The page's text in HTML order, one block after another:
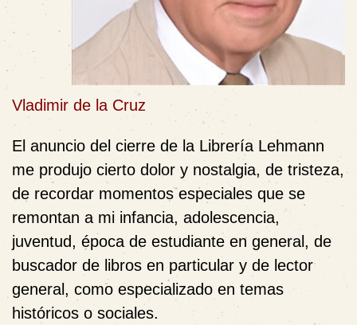
Vladimir de la Cruz
El anuncio del cierre de la Librería Lehmann
me produjo cierto dolor y nostalgia, de tristeza,
de recordar momentos especiales que se
remontan a mi infancia, adolescencia,
juventud, época de estudiante en general, de
buscador de libros en particular y de lector
general, como especializado en temas
históricos o sociales.